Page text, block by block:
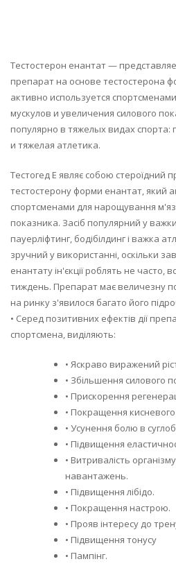
Тестостерон енантат —
препарат на основе тестостерона
активно используется
мускулов и увеличения силового
популярно в тяжелых видах спорта:
и тяжелая атлетика.
Тестогед Е являє собою стероїдний
тестостерону форми енантат, який
спортсменами для нарощування
показника. Засіб популярний у
пауерліфтинг, бодібілдинг і важка
зручний у використанні, оскільки
енантату ін'єкції роблять не часто,
тиждень. Препарат має величезну
на ринку з'явилося багато його
• Серед позитивних ефектів дії
спортсмена, виділяють:
• Яскраво виражений
• Збільшення силового
• Прискорення
• Покращення кисневого
• Усунення болю в
• Підвищення
• Витривалість
навантажень.
• Підвищення лібідо.
• Покращення настрою.
• Прояв інтересу до
• Підвищення тонусу
• Пампінг.